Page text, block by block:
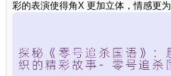
彩的表演使得角X 更加立体，情感更为